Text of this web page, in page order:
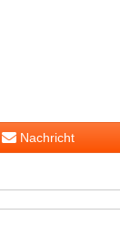
Nachricht